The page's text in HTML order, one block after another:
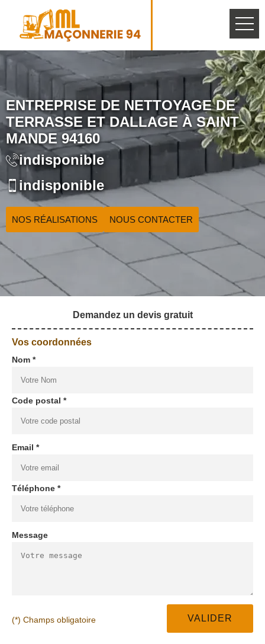
ENTREPRISE DE NETTOYAGE DE
TERRASSE ET DALLAGE À SAINT
MANDE 94160
indisponible
indisponible
NOS RÉALISATIONS NOUS CONTACTER
Demandez un devis gratuit
Vos coordonnées
Nom *
Code postal *
Email *
Téléphone *
Message
(*) Champs obligatoire